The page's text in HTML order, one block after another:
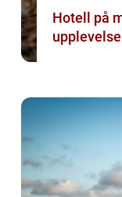
Hotell på